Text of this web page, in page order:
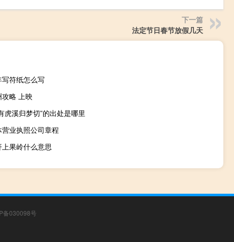
下一篇
法定节日春节放假几天
写符纸怎么写
攻略 上映
虎溪归梦切”的出处是哪里
营业执照公司章程
上果岭什么意思
备030098号